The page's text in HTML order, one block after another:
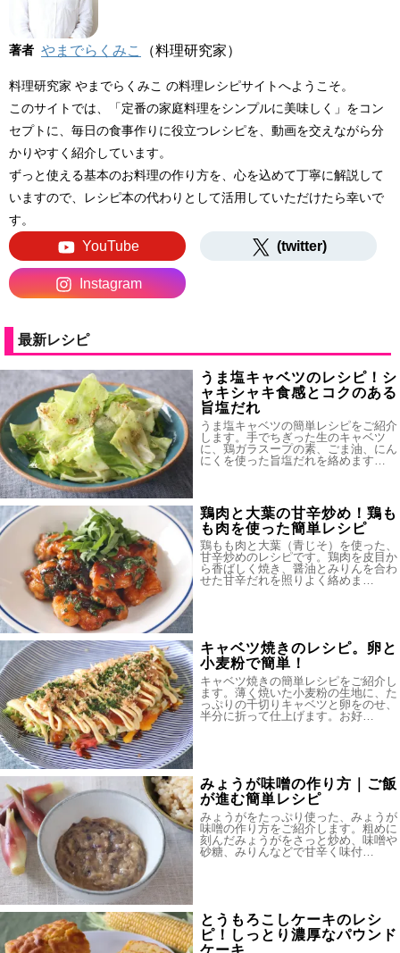
著者 やまでらくみこ （料理研究家）
料理研究家 やまでらくみこ の料理レシピサイトへようこそ。
このサイトでは、「定番の家庭料理をシンプルに美味しく」をコン
セプトに、毎日の食事作りに役立つレシピを、動画を交えながら分
かりやすく紹介しています。
ずっと使える基本のお料理の作り方を、心を込めて丁寧に解説して
いますので、レシピ本の代わりとして活用していただけたら幸いで
す。
YouTube (twitter)
Instagram
最新レシピ
うま塩キャベツのレシピ！シ
ャキシャキ食感とコクのある
旨塩だれ
うま塩キャベツの簡単レシピをご紹介
します。手でちぎった生のキャベツ
に、鶏ガラスープの素、ごま油、にん
にくを使った旨塩だれを絡めます…
鶏肉と大葉の甘辛炒め！鶏も
も肉を使った簡単レシピ
鶏もも肉と大葉（青じそ）を使った、
甘辛炒めのレシピです。鶏肉を皮目か
ら香ばしく焼き、醤油とみりんを合わ
せた甘辛だれを照りよく絡めま…
キャベツ焼きのレシピ。卵と
小麦粉で簡単！
キャベツ焼きの簡単レシピをご紹介し
ます。薄く焼いた小麦粉の生地に、た
っぷりの千切りキャベツと卵をのせ、
半分に折って仕上げます。お好…
みょうが味噌の作り方｜ご飯
が進む簡単レシピ
みょうがをたっぷり使った、みょうが
味噌の作り方をご紹介します。粗めに
刻んだみょうがをさっと炒め、味噌や
砂糖、みりんなどで甘辛く味付…
とうもろこしケーキのレシ
ピ！しっとり濃厚なパウンド
ケーキ